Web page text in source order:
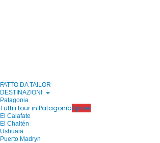
FATTO DA TAILOR
DESTINAZIONI
Patagonia
Tutti i tour in PatagoniaAprire!
El Calafate
El Chaltén
Ushuaia
Puerto Madryn